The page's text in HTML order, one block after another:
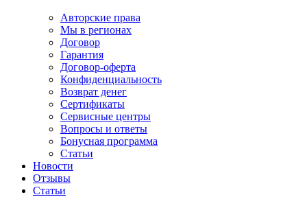
Авторские права
Мы в регионах
Договор
Гарантия
Договор-оферта
Конфиденциальность
Возврат денег
Сертификаты
Сервисные центры
Вопросы и ответы
Бонусная программа
Статьи
Новости
Отзывы
Статьи